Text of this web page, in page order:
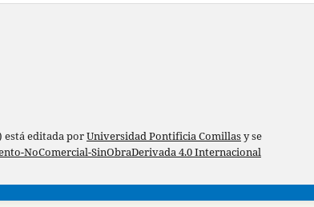
está editada porUniversidad Pontificia Comillasy se
NoComercial-SinObraDerivada 4.0 Internacional